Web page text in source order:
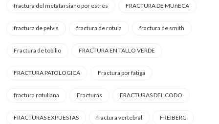
fractura del metatarsiano por estres FRACTURA DE MUñECA
fractura de pelvis fractura de rotula fractura de smith
Fractura de tobillo FRACTURA EN TALLO VERDE
FRACTURA PATOLOGICA Fractura por fatiga
fractura rotuliana Fracturas FRACTURAS DEL CODO
FRACTURAS EXPUESTAS fractura vertebral FREIBERG